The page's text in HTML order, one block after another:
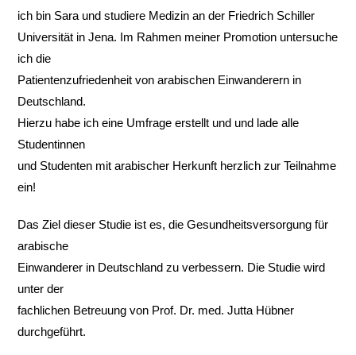
ich bin Sara und studiere Medizin an der Friedrich Schiller
Universität in Jena. Im Rahmen meiner Promotion untersuche
ich die
Patientenzufriedenheit von arabischen Einwanderern in
Deutschland.
Hierzu habe ich eine Umfrage erstellt und und lade alle
Studentinnen
und Studenten mit arabischer Herkunft herzlich zur Teilnahme
ein!
Das Ziel dieser Studie ist es, die Gesundheitsversorgung für
arabische
Einwanderer in Deutschland zu verbessern. Die Studie wird
unter der
fachlichen Betreuung von Prof. Dr. med. Jutta Hübner
durchgeführt.